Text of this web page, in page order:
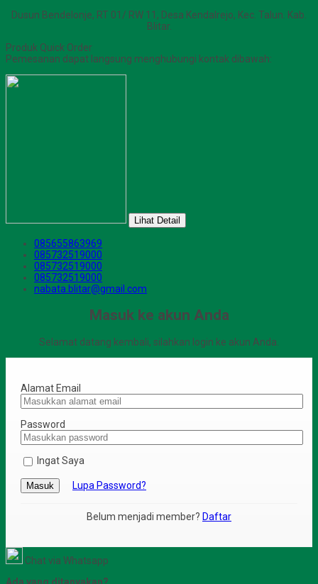
Dusun Bendelonje, RT 01/ RW 11, Desa Kendalrejo, Kec. Talun. Kab.
Blitar.
Produk Quick Order
Pemesanan dapat langsung menghubungi kontak dibawah:
Lihat Detail
085655863969
085732519000
085732519000
085732519000
nabata.blitar@gmail.com
Masuk ke akun Anda
Selamat datang kembali, silahkan login ke akun Anda.
Alamat Email
Password
Ingat Saya
Masuk Lupa Password?
Belum menjadi member? Daftar
Chat via Whatsapp
Ada yang ditanyakan?